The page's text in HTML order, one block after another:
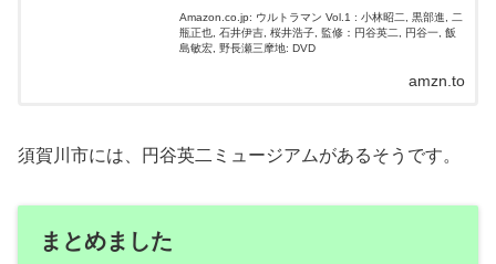
Amazon.co.jp: ウルトラマン Vol.1 : 小林昭二, 黒部進, 二
瓶正也, 石井伊吉, 桜井浩子, 監修：円谷英二, 円谷一, 飯
島敏宏, 野長瀬三摩地: DVD
amzn.to
須賀川市には、円谷英二ミュージアムがあるそうです。
まとめました